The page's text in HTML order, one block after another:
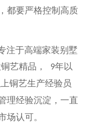
都要严格控制高质
注于高端家装别墅
艺精品， 9年以
铜艺生产经验员
理经验沉淀，一直
场认可。